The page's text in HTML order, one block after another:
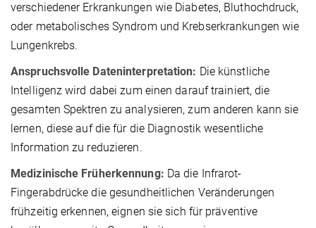
verschiedener Erkrankungen wie Diabetes, Bluthochdruck,
oder metabolisches Syndrom und Krebserkrankungen wie
Lungenkrebs.
Anspruchsvolle Dateninterpretation: Die künstliche
Intelligenz wird dabei zum einen darauf trainiert, die
gesamten Spektren zu analysieren, zum anderen kann sie
lernen, diese auf die für die Diagnostik wesentliche
Information zu reduzieren.
Medizinische Früherkennung: Da die Infrarot-
Fingerabdrücke die gesundheitlichen Veränderungen
frühzeitig erkennen, eignen sie sich für präventive